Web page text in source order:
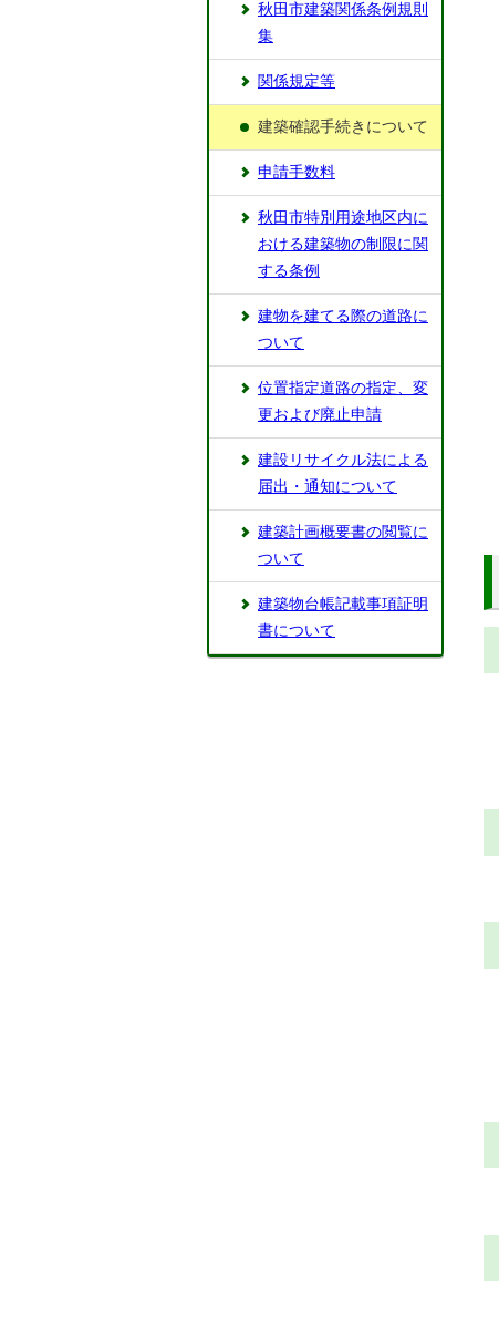
秋田市建築関係条例規則
集
関係規定等
建築確認手続きについて
申請手数料
秋田市特別用途地区内に
おける建築物の制限に関
する条例
建物を建てる際の道路に
ついて
位置指定道路の指定、変
更および廃止申請
建設リサイクル法による
届出・通知について
建築計画概要書の閲覧に
ついて
建築物台帳記載事項証明
書について